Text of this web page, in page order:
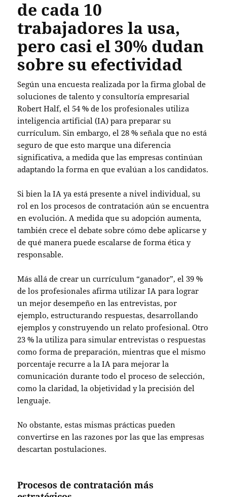
de cada 10
trabajadores la usa,
pero casi el 30% dudan
sobre su efectividad
Según una encuesta realizada por la firma global de
soluciones de talento y consultoría empresarial
Robert Half, el 54 % de los profesionales utiliza
inteligencia artificial (IA) para preparar su
currículum. Sin embargo, el 28 % señala que no está
seguro de que esto marque una diferencia
significativa, a medida que las empresas continúan
adaptando la forma en que evalúan a los candidatos.
Si bien la IA ya está presente a nivel individual, su
rol en los procesos de contratación aún se encuentra
en evolución. A medida que su adopción aumenta,
también crece el debate sobre cómo debe aplicarse y
de qué manera puede escalarse de forma ética y
responsable.
Más allá de crear un currículum “ganador”, el 39 %
de los profesionales afirma utilizar IA para lograr
un mejor desempeño en las entrevistas, por
ejemplo, estructurando respuestas, desarrollando
ejemplos y construyendo un relato profesional. Otro
23 % la utiliza para simular entrevistas o respuestas
como forma de preparación, mientras que el mismo
porcentaje recurre a la IA para mejorar la
comunicación durante todo el proceso de selección,
como la claridad, la objetividad y la precisión del
lenguaje.
No obstante, estas mismas prácticas pueden
convertirse en las razones por las que las empresas
descartan postulaciones.
Procesos de contratación más